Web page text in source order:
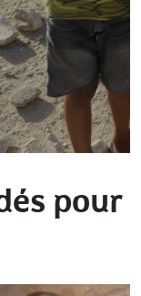
pour